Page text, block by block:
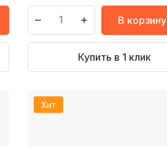
В корзину
Купить в 1 клик
Хит